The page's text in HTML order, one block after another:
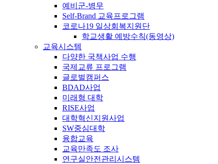
예비군-병무
Self-Brand 교육프로그램
코로나19 일상회복지원단
학교생활 예방수칙(동영상)
교육시스템
다양한 국책사업 수행
국제교류 프로그램
글로벌캠퍼스
BDAD사업
미래형 대학
RISE사업
대학혁신지원사업
SW중심대학
융합교육
교육만족도 조사
연구실안전관리시스템